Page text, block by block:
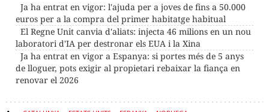
Ja ha entrat en vigor: l'ajuda per a joves de fins a 50.000
euros per a la compra del primer habitatge habitual
El Regne Unit canvia d'aliats: injecta 46 milions en un nou
laboratori d'IA per destronar els EUA i la Xina
Ja ha entrat en vigor a Espanya: si portes més de 5 anys
de lloguer, pots exigir al propietari rebaixar la fiança en
renovar el 2026